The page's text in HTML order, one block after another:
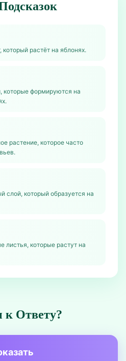
растёт на яблонях.
которые формируются на
растение, которое часто
слой, который образуется на
листья, которые растут на
к Ответу?